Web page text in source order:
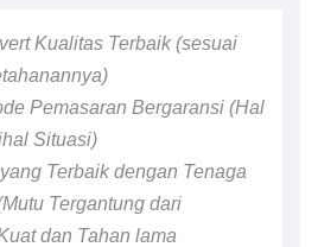
Kualitas Terbaik (sesuai
Pemasaran Bergaransi (Hal
Situasi)
Terbaik dengan Tenaga
Tergantung dari
dan Tahan lama